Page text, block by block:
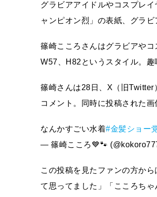
グラビアアイドルやコスプレ
ャンピオン烈」の表紙、グラ
篠崎こころさんはグラビアや
W57、H82というスタイル。趣
篠崎さんは28日、X（旧Twitter
コメント。同時に投稿された
なんかすごい水着#金髪ショー
— 篠崎こころ💙🐾
この投稿を見たファンの方か
て思ってました」「こころち